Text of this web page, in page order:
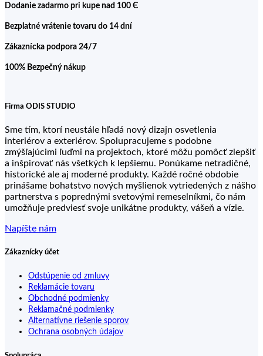
Dodanie zadarmo pri kupe nad 100 Є
Bezplatné vrátenie tovaru do 14 dní
Zákaznícka podpora 24/7
100% Bezpečný nákup
Firma ODIS STUDIO
Sme tím, ktorí neustále hľadá nový dizajn osvetlenia
interiérov a exteriérov. Spolupracujeme s podobne
zmýšľajúcimi ľuďmi na projektoch, ktoré môžu pomôcť zlepšiť
a inšpirovať nás všetkých k lepšiemu. Ponúkame netradičné,
historické ale aj moderné produkty. Každé ročné obdobie
prinášame bohatstvo nových myšlienok vytriedených z nášho
partnerstva s poprednými svetovými remeselníkmi, čo nám
umožňuje predviesť svoje unikátne produkty, vášeň a vízie.
Napíšte nám
Zákaznícky účet
Odstúpenie od zmluvy
Reklamácie tovaru
Obchodné podmienky
Reklamačné podmienky
Alternatívne riešenie sporov
Ochrana osobných údajov